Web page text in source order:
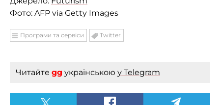
Фото: AFP via Getty Images
Програми та сервіси Twitter
Читайте gg українською у Telegram